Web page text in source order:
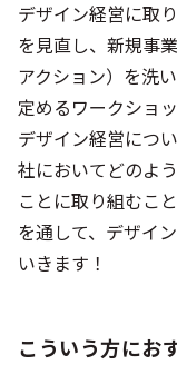
デザイン経営に取
を見直し、新規事
アクション）を洗
定めるワークショ
デザイン経営につ
社においてどのよ
ことに取り組むこ
を通して、デザイ
いきます！
こういう方にお